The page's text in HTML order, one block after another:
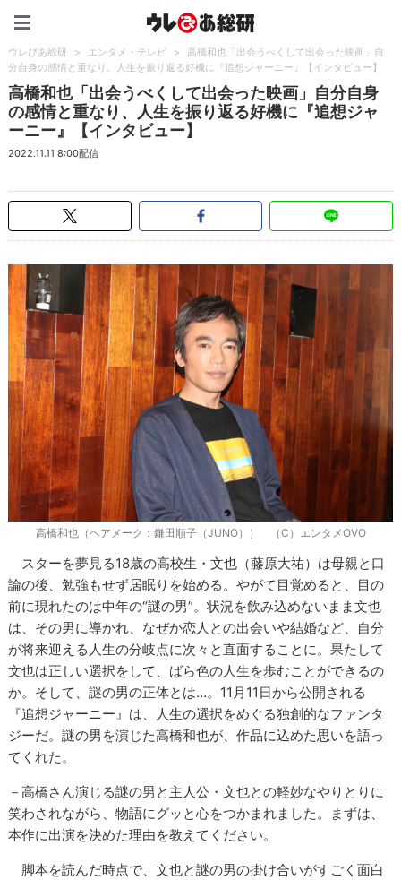
ウレぴあ総研 > エンタメ・テレビ >
高橋和也「出会うべくして出会った映画」自
分自身の感情と重なり、人生を振り返る好機に『追想ジャーニー』【インタビュー】
高橋和也「出会うべくして出会った映画」自分自身
の感情と重なり、人生を振り返る好機に『追想ジャ
ーニー』【インタビュー】
2022.11.11 8:00配信
高橋和也（ヘアメーク：鎌田順子（JUNO）） （C）エンタメOVO
スターを夢見る18歳の高校生・文也（藤原大祐）は母親と口
論の後、勉強もせず居眠りを始める。やがて目覚めると、目の
前に現れたのは中年の“謎の男”。状況を飲み込めないまま文也
は、その男に導かれ、なぜか恋人との出会いや結婚など、自分
が将来迎える人生の分岐点に次々と直面することに。果たして
文也は正しい選択をして、ばら色の人生を歩むことができるの
か。そして、謎の男の正体とは…。11月11日から公開される
『追想ジャーニー』は、人生の選択をめぐる独創的なファンタ
ジーだ。謎の男を演じた高橋和也が、作品に込めた思いを語っ
てくれた。
－高橋さん演じる謎の男と主人公・文也との軽妙なやりとりに
笑わされながら、物語にグッと心をつかまれました。まずは、
本作に出演を決めた理由を教えてください。
脚本を読んだ時点で、文也と謎の男の掛け合いがすごく面白